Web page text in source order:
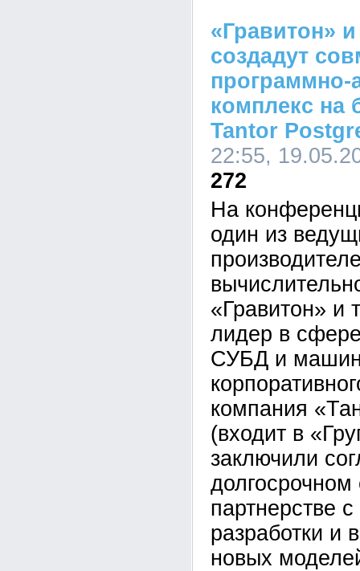
«Гравитон»
создадут
программно-
комплекс на
Tantor
22:55,
272
На
один из
«Гравитон» и
лидер в
СУБД и
компания
(входит в
заключили
долгосрочном
партнерстве
разработки и
новых